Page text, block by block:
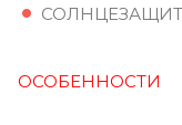
ОСОБЕННОСТИ